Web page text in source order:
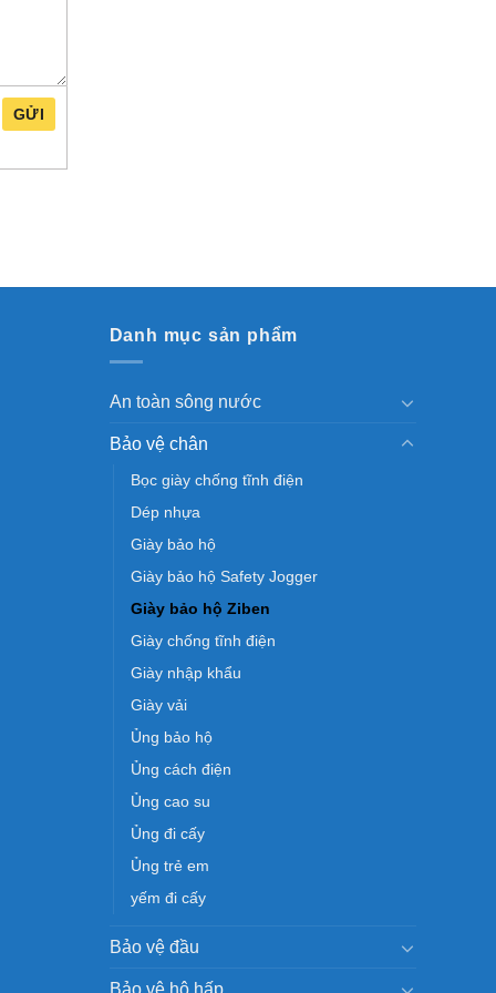
GỬI
Danh mục sản phẩm
An toàn sông nước
Bảo vệ chân
Bọc giày chống tĩnh điện
Dép nhựa
Giày bảo hộ
Giày bảo hộ Safety Jogger
Giày bảo hộ Ziben
Giày chống tĩnh điện
Giày nhập khẩu
Giày vải
Ủng bảo hộ
Ủng cách điện
Ủng cao su
Ủng đi cấy
Ủng trẻ em
yếm đi cấy
Bảo vệ đầu